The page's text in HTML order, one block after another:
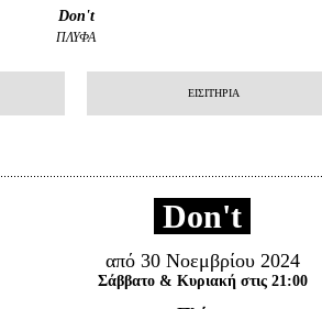
Αναζήτηση παραγγελίας
Don't
ΠΛΥΦΑ
ΕΙΣΙΤΗΡΙΑ
Don't
από 30 Νοεμβρίου 2024
Σάββατο & Κυριακή στις 21:00